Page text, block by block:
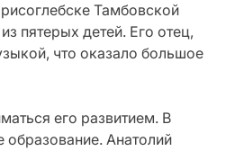
Тамбовской
пятерых детей. Его отец,
что оказало большое
его развитием. В
Анатолий